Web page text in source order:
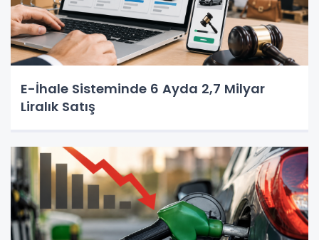
E-İhale Sisteminde 6 Ayda 2,7 Milyar
Liralık Satış